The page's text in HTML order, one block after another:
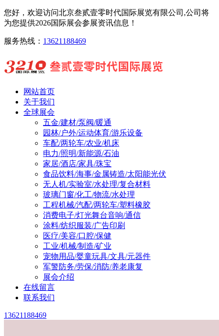
您好，欢迎访问北京叁贰壹零时代国际展览有限公司,公司将
为您提供2026国际展会参展资讯信息！
服务热线： 13621188469
网站首页
关于我们
全球展会
五金/建材/泵阀/暖通
园林/户外/运动体育/游乐设备
车配/两轮车/农业/机床
电力/照明/新能源/石油
家居/酒店/家具/珠宝
食品饮料/海事/金属铸造/太阳能光伏
无人机/实验室/水处理/复合材料
玻璃门窗/化工/物流/水处理
工程机械/汽配/两轮车/塑料橡胶
消费电子/灯光舞台音响/通信
涂料/纺织服装/广告印刷
医疗/美容/口腔/保健
工业/机械/制造/矿业
宠物用品/婴童玩具/文具/元器件
军警防务/劳保/消防/养老康复
展会介绍
在线留言
联系我们
13621188469